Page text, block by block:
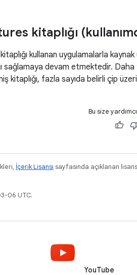
kitaplığı
kullanan uygulamalarla
sağlamaya devam etmektedir.
kitaplığı, fazla sayıda belirli çip
Bu size
İçerik Lisansı sayfasında açıklanan
06 UTC.
YouTube